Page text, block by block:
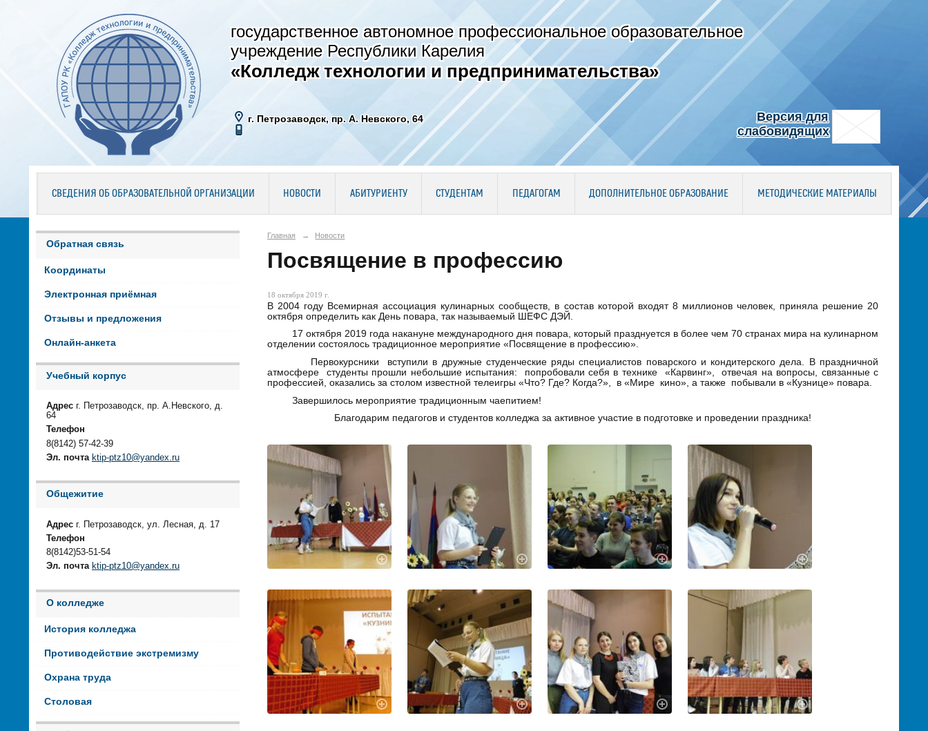
государственное автономное профессиональное образовательное
учреждение Республики Карелия
«Колледж технологии и предпринимательства»
г. Петрозаводск, пр. А. Невского, 64
Версия для
слабовидящих
СВЕДЕНИЯ ОБ ОБРАЗОВАТЕЛЬНОЙ ОРГАНИЗАЦИИ НОВОСТИ АБИТУРИЕНТУ СТУДЕНТАМ ПЕДАГОГАМ ДОПОЛНИТЕЛЬНОЕ ОБРАЗОВАНИЕ МЕТОДИЧЕСКИЕ МАТЕРИАЛЫ
Обратная связь
Координаты
Электронная приёмная
Отзывы и предложения
Онлайн-анкета
Учебный корпус
Адрес г. Петрозаводск, пр. А.Невского, д.
64
Телефон
8(8142) 57-42-39
Эл. почта ktip-ptz10@yandex.ru
Общежитие
Адрес г. Петрозаводск, ул. Лесная, д. 17
Телефон
8(8142)53-51-54
Эл. почта ktip-ptz10@yandex.ru
О колледже
История колледжа
Противодействие экстремизму
Охрана труда
Столовая
Главная → Новости
Посвящение в профессию
18 октября 2019 г.
В 2004 году Всемирная ассоциация кулинарных сообществ, в состав которой входят 8 миллионов человек, приняла решение 20
октября определить как День повара, так называемый ШЕФС ДЭЙ.
17 октября 2019 года накануне международного дня повара, который празднуется в более чем 70 странах мира на кулинарном
отделении состоялось традиционное мероприятие «Посвящение в профессию».
Первокурсники вступили в дружные студенческие ряды специалистов поварского и кондитерского дела. В праздничной
атмосфере студенты прошли небольшие испытания: попробовали себя в технике «Карвинг», отвечая на вопросы, связанные с
профессией, оказались за столом известной телеигры «Что? Где? Когда?», в «Мире кино», а также побывали в «Кузнице» повара.
Завершилось мероприятие традиционным чаепитием!
Благодарим педагогов и студентов колледжа за активное участие в подготовке и проведении праздника!